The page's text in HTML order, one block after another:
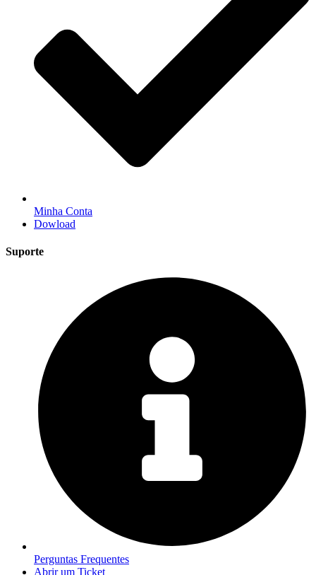
Minha Conta
Dowload
Suporte
Perguntas Frequentes
Abrir um Ticket